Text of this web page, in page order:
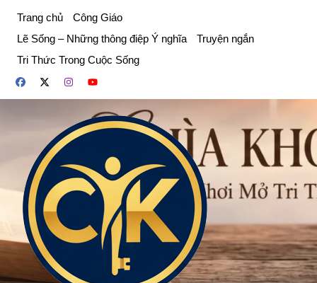
phần
dung
Trang chủ
Công Giáo
Lẽ Sống – Những thông điệp Ý nghĩa
Truyện ngắn
Tri Thức Trong Cuộc Sống